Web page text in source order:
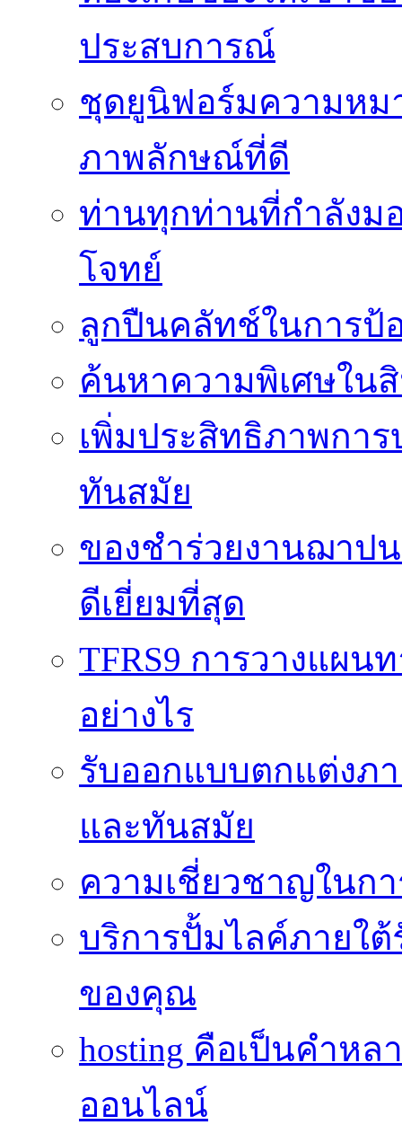
ประสบการณ์
ชุดยูนิฟอร์มความหม
ภาพลักษณ์ที่ดี
ท่านทุกท่านที่กำลังม
โจทย์
ลูกปืนคลัทช์ในการป้
ค้นหาความพิเศษใน
เพิ่มประสิทธิภาพกา
ทันสมัย
ของชำร่วยงานฌาป
ดีเยี่ยมที่สุด
TFRS9 การวางแผน
อย่างไร
รับออกแบบตกแต่งภ
และทันสมัย
ความเชี่ยวชาญในก
บริการปั้มไลค์ภายใต้
ของคุณ
hosting คือเป็นคำห
ออนไลน์